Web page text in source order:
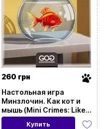
260 грн
Настольная игра
Минзлочин. Как кот и
мышь (Mini Crimes: Like
Cat and Mouse)
Купить